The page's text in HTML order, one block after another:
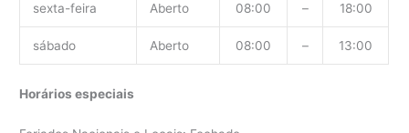
sexta-feira Aberto 08:00 – 18:00
sábado Aberto 08:00 – 13:00
Horários especiais